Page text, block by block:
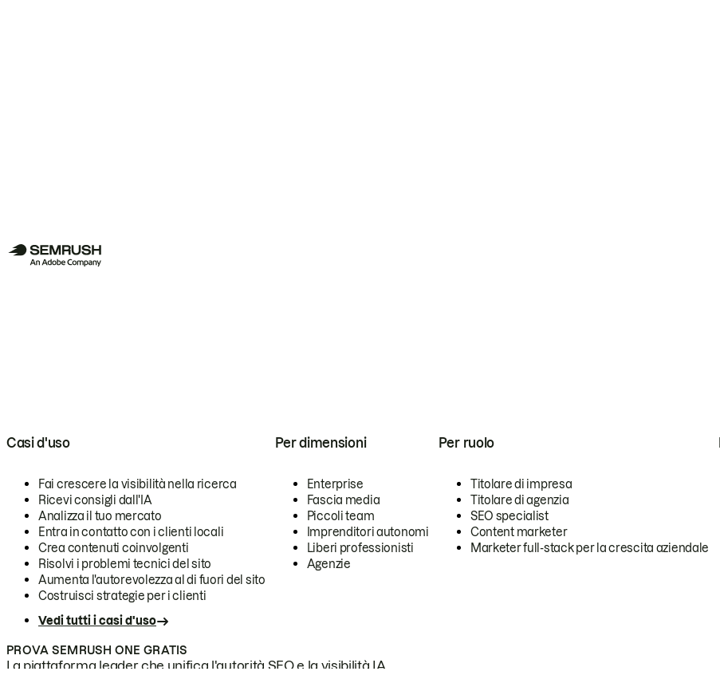
Casi d'uso
Fai crescere la visibilità nella ricerca
Ricevi consigli dall'IA
Analizza il tuo mercato
Entra in contatto con i clienti locali
Crea contenuti coinvolgenti
Risolvi i problemi tecnici del sito
Aumenta l'autorevolezza al di fuori del sito
Costruisci strategie per i clienti
Vedi tutti i casi d'uso
Per dimensioni
Enterprise
Fascia media
Piccoli team
Imprenditori autonomi
Liberi professionisti
Agenzie
Per ruolo
Titolare di impresa
Titolare di agenzia
SEO specialist
Content marketer
Marketer full-stack per la crescita aziendale
PROVA SEMRUSH ONE GRATIS
La piattaforma leader che unifica l'autorità SEO e la visibilità IA.